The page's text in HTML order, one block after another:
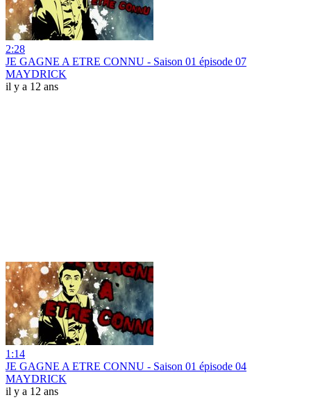
2:28
JE GAGNE A ETRE CONNU - Saison 01 épisode 07
MAYDRICK
il y a 12 ans
1:14
JE GAGNE A ETRE CONNU - Saison 01 épisode 04
MAYDRICK
il y a 12 ans